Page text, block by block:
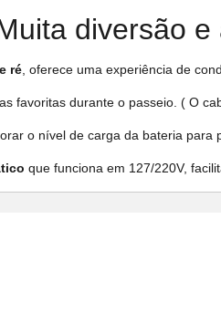
diversão
ré, oferece uma experiência de
favoritas durante o passeio. ( O
o nível de carga da bateria para
que funciona em 127/220V,